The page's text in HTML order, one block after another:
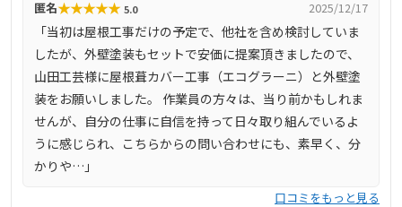
匿名★★★★★ 5.0 2025/12/17
「当初は屋根工事だけの予定で、他社を含め検討していま
したが、外壁塗装もセットで安価に提案頂きましたので、
山田工芸様に屋根葺カバー工事（エコグラーニ）と外壁塗
装をお願いしました。 作業員の方々は、当り前かもしれま
せんが、自分の仕事に自信を持って日々取り組んでいるよ
うに感じられ、こちらからの問い合わせにも、素早く、分
かりや…」
口コミをもっと見る